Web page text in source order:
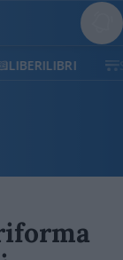
SOSTIENICI